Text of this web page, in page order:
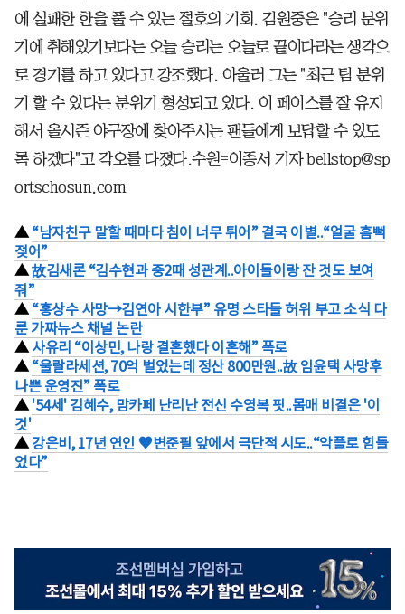
에 실패한 한을 풀 수 있는 절호의 기회. 김원중은 "승리 분위
기에 취해있기보다는 오늘 승리는 오늘로 끝이다라는 생각으
로 경기를 하고 있다고 강조했다. 아울러 그는 "최근 팀 분위
기 할 수 있다는 분위기 형성되고 있다. 이 페이스를 잘 유지
해서 올시즌 야구장에 찾아주시는 팬들에게 보답할 수 있도
록 하겠다"고 각오를 다졌다.수원=이종서 기자 bellstop@sp
ortschosun.com
▲ “남자친구 말할 때마다 침이 너무 튀어” 결국 이별..“얼굴 흠뻑
젖어”
▲故김새론 “김수현과 중2때 성관계..아이돌이랑 잔 것도 보여
줘”
▲ “홍상수 사망→김연아 시한부” 유명 스타들 허위 부고 소식 다
룬 가짜뉴스 채널 논란
▲ 사유리 “이상민, 나랑 결혼했다 이혼해” 폭로
▲ “울랄라세션, 70억 벌었는데 정산 800만원..故 임윤택 사망후
나쁜 운영진” 폭로
▲ '54세' 김혜수, 맘카페 난리난 전신 수영복 핏..몸매 비결은 '이
것'
▲강은비, 17년 연인 ♥변준필 앞에서 극단적 시도..“악플로 힘들
었다”